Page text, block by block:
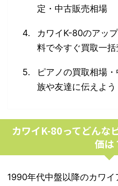
定・中古販売相場
カワイK-80のアッ
料で今すぐ買取一括
ピアノの買取相場
族や友達に伝えよう
カワイK-80ってどんな
価は
1990年代中盤以降のカワ